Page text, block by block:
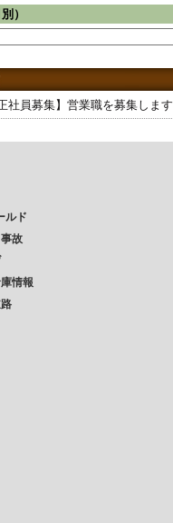
）
正社員募集】営業職を募集します
ルド
故
情報